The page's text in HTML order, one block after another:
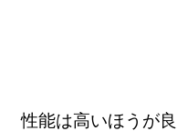
性能は高いほうが